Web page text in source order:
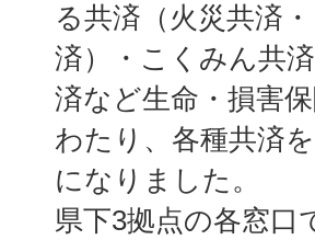
る共済（火災共済
済）・こくみん共
済など生命・損害
わたり、各種共済
になりました。
県下3拠点の各窓口